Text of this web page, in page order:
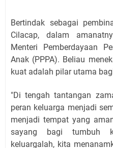
Bertindak sebagai
Cilacap, dalam
Menteri Pemberdayaan
Anak (PPPA). Beliau
kuat adalah pilar utama
"Di tengah tantangan
peran keluarga menjadi
menjadi tempat yang
sayang bagi tumbuh
keluargalah, kita